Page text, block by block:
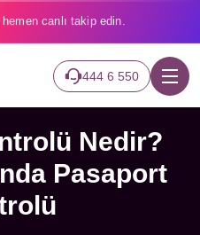
hemen canlı takip edin.
444 6 550
Nedir?
Pasaport